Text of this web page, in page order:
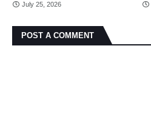
July 25, 2026
POST A COMMENT